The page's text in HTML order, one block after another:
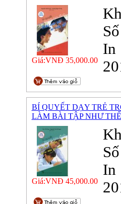
Giá:VNĐ 35,000.00
In
BÍ QUYẾT DẠY TRẺ
LÀM BÀI TẬP NHƯ
Giá:VNĐ 45,000.00
In